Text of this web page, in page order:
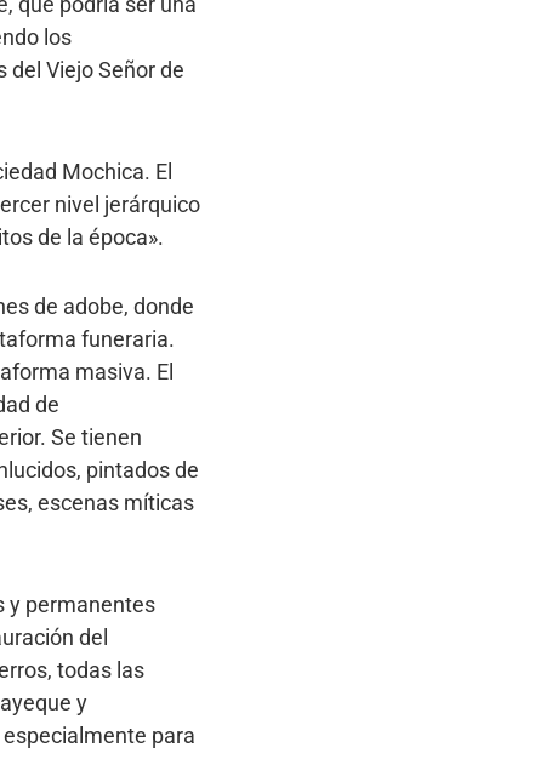
los
Viejo Señor de
Mochica. El
nivel jerárquico
de la época».
de adobe, donde
funeraria.
masiva. El
de
Se tienen
pintados de
escenas míticas
y permanentes
del
todas las
y
para